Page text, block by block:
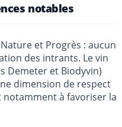
notables
et Progrès : aucun
des intrants. Le vin
Demeter et Biodyvin)
dimension de respect
notamment à favoriser la